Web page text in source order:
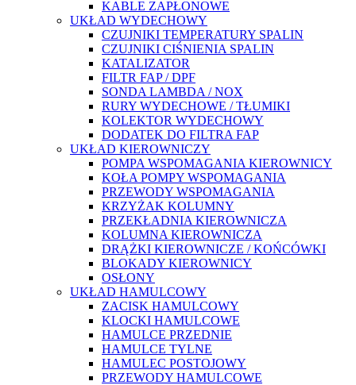
KABLE ZAPŁONOWE
UKŁAD WYDECHOWY
CZUJNIKI TEMPERATURY SPALIN
CZUJNIKI CIŚNIENIA SPALIN
KATALIZATOR
FILTR FAP / DPF
SONDA LAMBDA / NOX
RURY WYDECHOWE / TŁUMIKI
KOLEKTOR WYDECHOWY
DODATEK DO FILTRA FAP
UKŁAD KIEROWNICZY
POMPA WSPOMAGANIA KIEROWNICY
KOŁA POMPY WSPOMAGANIA
PRZEWODY WSPOMAGANIA
KRZYŻAK KOLUMNY
PRZEKŁADNIA KIEROWNICZA
KOLUMNA KIEROWNICZA
DRĄŻKI KIEROWNICZE / KOŃCÓWKI
BLOKADY KIEROWNICY
OSŁONY
UKŁAD HAMULCOWY
ZACISK HAMULCOWY
KLOCKI HAMULCOWE
HAMULCE PRZEDNIE
HAMULCE TYLNE
HAMULEC POSTOJOWY
PRZEWODY HAMULCOWE